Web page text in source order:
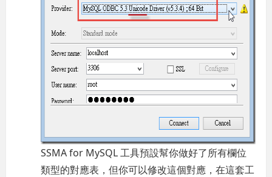
SSMA for MySQL 工具預設幫你做好了所有欄位
類型的對應表，但你可以修改這個對應，在這套工